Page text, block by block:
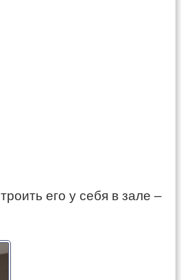
его у себя в зале –